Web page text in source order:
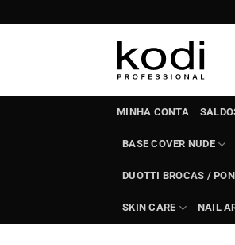
to
MINHA CONTA
BASE COVER NUDE
DUOTTI BROCAS /
SKIN CARE NAIL